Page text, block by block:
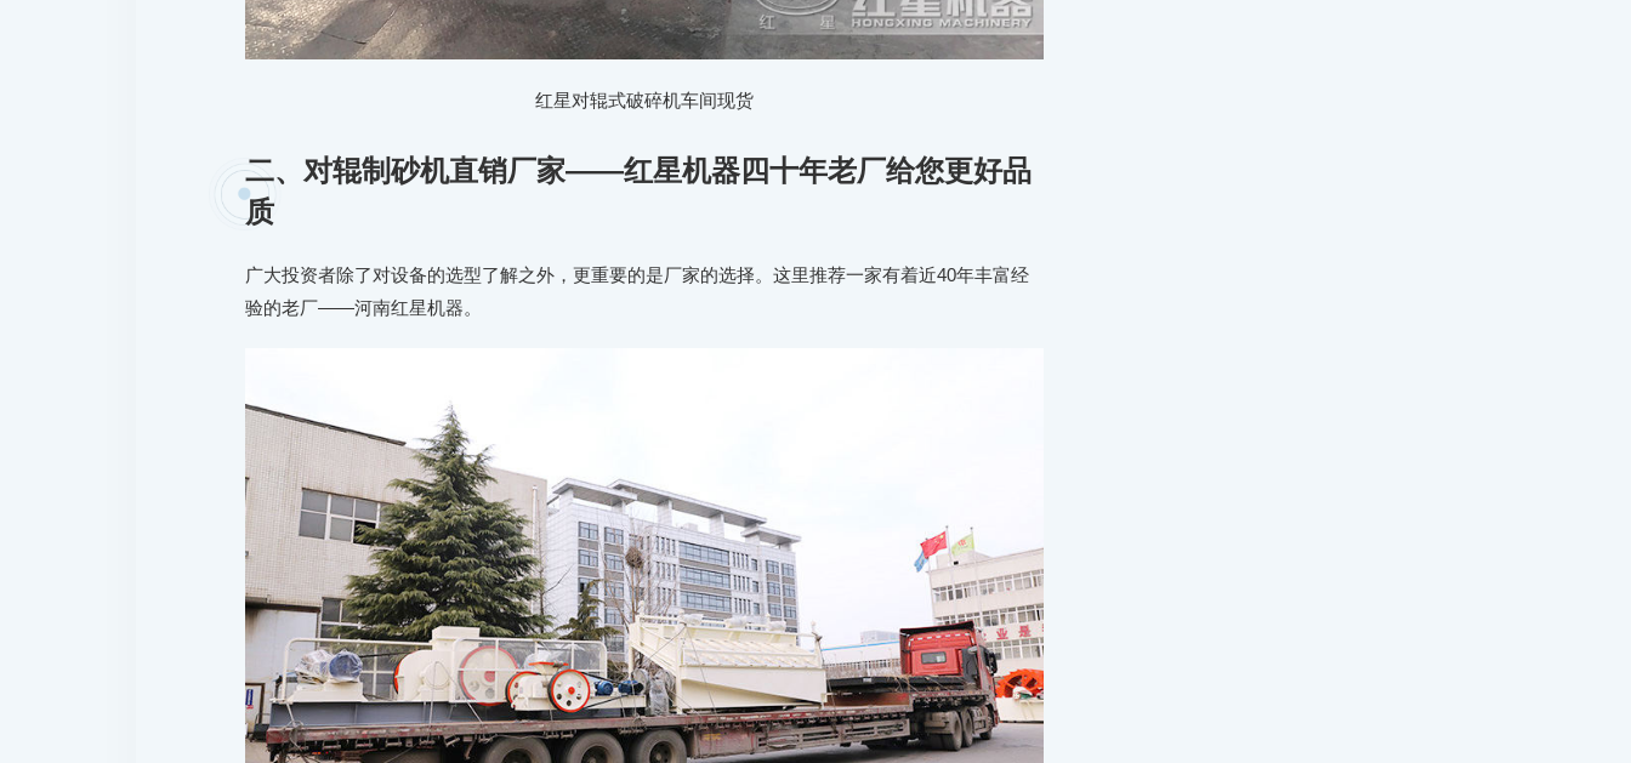
红星对辊式破碎机车间现货
二、对辊制砂机直销厂家——红星机器四十年老厂给您更好品
质
广大投资者除了对设备的选型了解之外，更重要的是厂家的选择。这里推荐一家有着近40年丰富经
验的老厂——河南红星机器。